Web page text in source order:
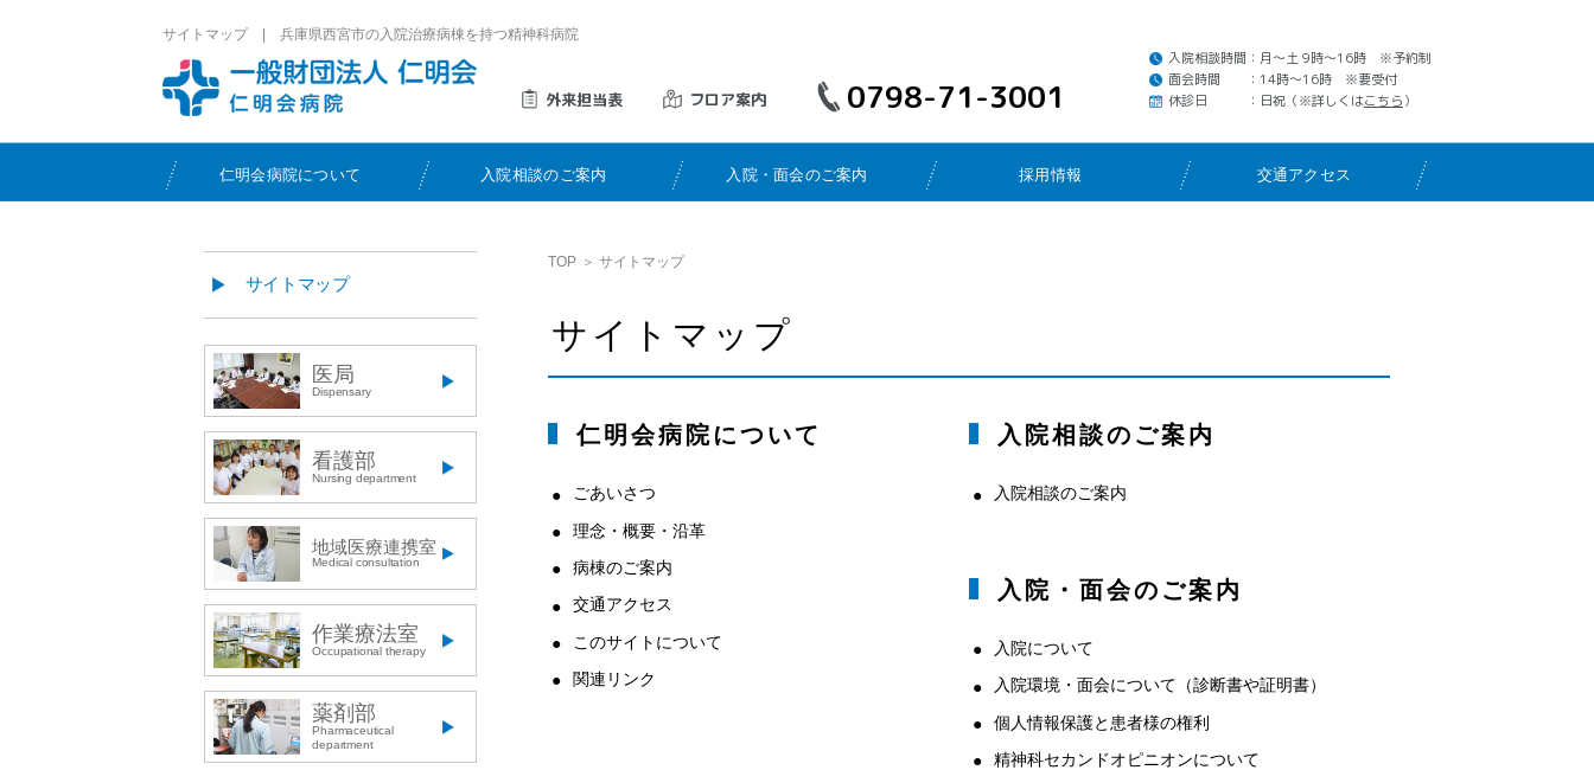
サイトマップ | 兵庫県西宮市の入院治療病棟を持つ精神科病院
仁明会病院について 入院相談のご案内 入院・面会のご案内 採用情報 交通アクセス
外来担当表 フロア案内 0798-71-3001
入院相談時間 ：月～土 9時～16時 ※予約制
面会時間
：14時～16時 ※要受付
休診日
：日祝（※詳しくはこちら）
TOP ＞ サイトマップ
サイトマップ
仁明会病院について
ごあいさつ
理念・概要・沿革
病棟のご案内
交通アクセス
このサイトについて
関連リンク
入院相談のご案内
入院相談のご案内
入院・面会のご案内
入院について
入院環境・面会について（診断書や証明書）
個人情報保護と患者様の権利
精神科セカンドオピニオンについて
サイトマップ
医局
Dispensary
看護部
Nursing department
地域医療連携室
Medical consultation
作業療法室
Occupational therapy
薬剤部
Pharmaceutical
department